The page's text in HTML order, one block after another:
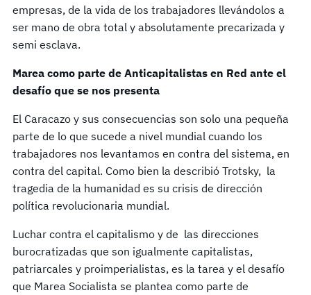
empresas, de la vida de los trabajadores llevándolos a
ser mano de obra total y absolutamente precarizada y
semi esclava.
Marea como parte de Anticapitalistas en Red ante el
desafío que se nos presenta
El Caracazo y sus consecuencias son solo una pequeña
parte de lo que sucede a nivel mundial cuando los
trabajadores nos levantamos en contra del sistema, en
contra del capital. Como bien la describió Trotsky, la
tragedia de la humanidad es su crisis de dirección
política revolucionaria mundial.
Luchar contra el capitalismo y de las direcciones
burocratizadas que son igualmente capitalistas,
patriarcales y proimperialistas, es la tarea y el desafío
que Marea Socialista se plantea como parte de